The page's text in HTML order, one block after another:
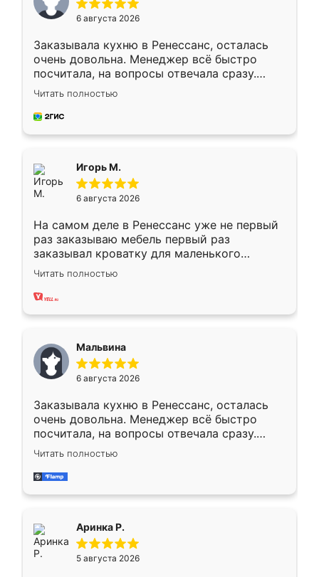
6 августа 2026
Заказывала кухню в Ренессанс, осталась
очень довольна. Менеджер всё быстро
посчитала, на вопросы отвечала сразу.
Замерщик приехал в субботу, подошёл к
делу со всей ответственностью. Собрали
за день, ребята работали аккуратно, даже
Читать полностью
Игорь М.
6 августа 2026
На самом деле в Ренессанс уже не первый
раз заказываю мебель первый раз
заказывал кроватку для маленького
ребёнка при его рождении ,во второй раз
заказал шкаф-купе. По качеству очень
хорошее сборка достаточно быстрая,
меньше, здесь же он более разнообразный.
Мне нравится ,если что-то потребуется из
мебели буду заказывать только здесь.
Читать полностью
Мальвина
6 августа 2026
Заказывала кухню в Ренессанс, осталась
очень довольна. Менеджер всё быстро
посчитала, на вопросы отвечала сразу.
Замерщик приехал в субботу, подошёл к
делу со всей ответственностью. Собрали
за день, ребята работали аккуратно, даже
Читать полностью
Аринка Р.
5 августа 2026